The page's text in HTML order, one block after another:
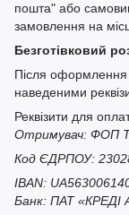
пошта" або
замовлення на
Безготівковий
Після оформлення
наведеними
Реквізити для
Отримувач: ФОП
Код ЄДРПОУ:
IBAN:
Банк: ПАТ «КРЕДІ